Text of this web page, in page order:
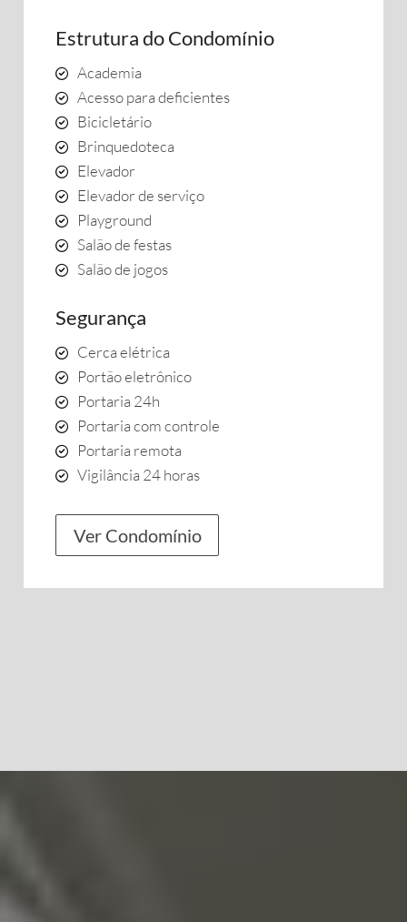
Estrutura do Condomínio
Academia
Acesso para deficientes
Bicicletário
Brinquedoteca
Elevador
Elevador de serviço
Playground
Salão de festas
Salão de jogos
Segurança
Cerca elétrica
Portão eletrônico
Portaria 24h
Portaria com controle
Portaria remota
Vigilância 24 horas
Ver Condomínio